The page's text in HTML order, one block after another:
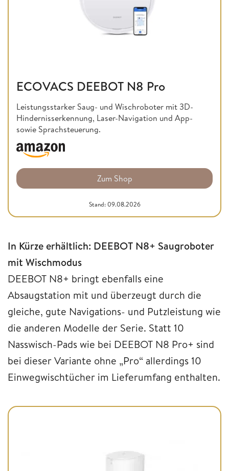
ECOVACS DEEBOT N8 Pro
Leistungsstarker Saug- und Wischroboter mit 3D-
Hindernisserkennung, Laser-Navigation und App-
sowie Sprachsteuerung.
Zum Shop
Stand: 09.08.2026
In Kürze erhältlich: DEEBOT N8+ Saugroboter
mit Wischmodus
DEEBOT N8+ bringt ebenfalls eine
Absaugstation mit und überzeugt durch die
gleiche, gute Navigations- und Putzleistung wie
die anderen Modelle der Serie. Statt 10
Nasswisch-Pads wie bei DEEBOT N8 Pro+ sind
bei dieser Variante ohne „Pro“ allerdings 10
Einwegwischtücher im Lieferumfang enthalten.